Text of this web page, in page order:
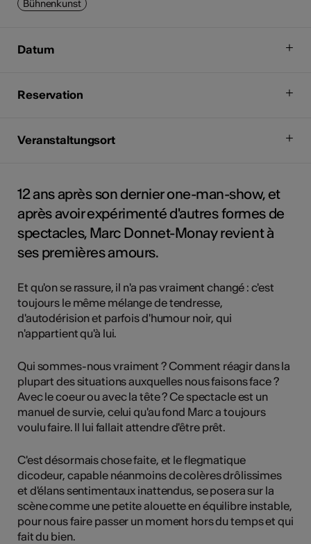
Bühnenkunst
Datum
Reservation
Veranstaltungsort
12 ans après son dernier one-man-show, et
après avoir expérimenté d'autres formes de
spectacles, Marc Donnet-Monay revient à
ses premières amours.
Et qu'on se rassure, il n'a pas vraiment changé : c'est
toujours le même mélange de tendresse,
d'autodérision et parfois d'humour noir, qui
n'appartient qu'à lui.
Qui sommes-nous vraiment ? Comment réagir dans la
plupart des situations auxquelles nous faisons face ?
Avec le coeur ou avec la tête ? Ce spectacle est un
manuel de survie, celui qu'au fond Marc a toujours
voulu faire. Il lui fallait attendre d'être prêt.
C'est désormais chose faite, et le flegmatique
dicodeur, capable néanmoins de colères drôlissimes
et d'élans sentimentaux inattendus, se posera sur la
scène comme une petite alouette en équilibre instable,
pour nous faire passer un moment hors du temps et qui
fait du bien.